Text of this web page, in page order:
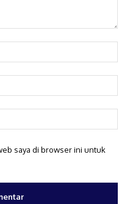
saya di browser ini untuk